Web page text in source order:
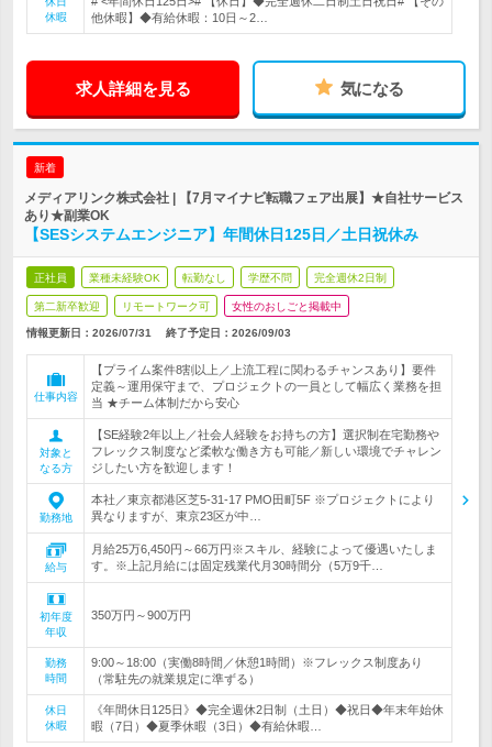
休暇
他休暇】◆有給休暇：10日～2…
求人詳細を見る 気になる
新着
メディアリンク株式会社 | 【7月マイナビ転職フェア出展】★自社サービス
あり★副業OK
【SESシステムエンジニア】年間休日125日／土日祝休み
正社員 業種未経験OK 転勤なし 学歴不問 完全週休2日制
第二新卒歓迎 リモートワーク可 女性のおしごと掲載中
情報更新日：2026/07/31 終了予定日： 2026/09/03
仕事内容
【プライム案件8割以上／上流工程に関わるチャンスあり】要件
定義～運用保守まで、プロジェクトの一員として幅広く業務を担
当 ★チーム体制だから安心
対象と
なる方
【SE経験2年以上／社会人経験をお持ちの方】選択制在宅勤務や
フレックス制度など柔軟な働き方も可能／新しい環境でチャレン
ジしたい方を歓迎します！
勤務地
本社／東京都港区芝5-31-17 PMO田町5F ※プロジェクトにより
異なりますが、東京23区が中…
給与
月給25万6,450円～66万円※スキル、経験によって優遇いたしま
す。※上記月給には固定残業代月30時間分（5万9千…
初年度
年収
350万円～900万円
勤務
時間
9:00～18:00（実働8時間／休憩1時間）※フレックス制度あり
（常駐先の就業規定に準ずる）
休日
休暇
《年間休日125日》◆完全週休2日制（土日）◆祝日◆年末年始休
暇（7日）◆夏季休暇（3日）◆有給休暇…